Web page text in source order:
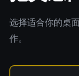
选择适合你的桌
作。